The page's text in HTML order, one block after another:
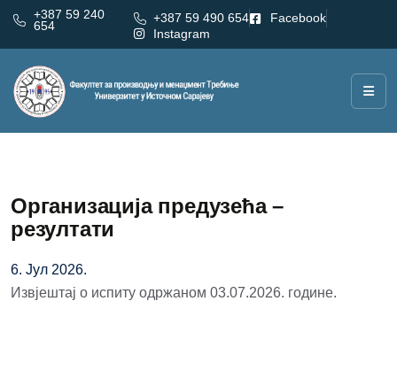
+387 59 240
654
+387 59 490 654
Facebook
Instagram
Организација предузећа –
резултати
6. Јул 2026.
Извјештај о испиту одржаном 03.07.2026. године.